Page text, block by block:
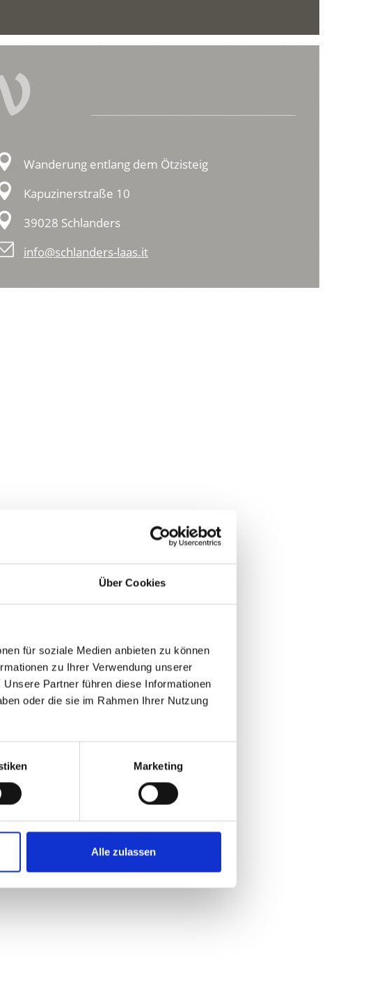
Über Cookies
für soziale Medien anbieten zu können
zu Ihrer Verwendung unserer
Partner führen diese Informationen
oder die sie im Rahmen Ihrer Nutzung
Marketing
Alle zulassen
Wanderung entlang dem Ötzisteig
Kapuzinerstraße 10
39028 Schlanders
info@schlanders-laas.it